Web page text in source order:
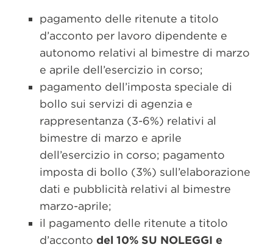
pagamento delle ritenute a titolo
d’acconto per lavoro dipendente e
autonomo relativi al bimestre di marzo
e aprile dell’esercizio in corso;
pagamento dell’imposta speciale di
bollo sui servizi di agenzia e
rappresentanza (3-6%) relativi al
bimestre di marzo e aprile
dell’esercizio in corso; pagamento
imposta di bollo (3%) sull’elaborazione
dati e pubblicità relativi al bimestre
marzo-aprile;
il pagamento delle ritenute a titolo
d’acconto del 10% SU NOLEGGI e